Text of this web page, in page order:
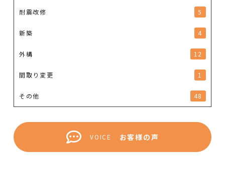
耐震改修 5
新築 4
外構 12
間取り変更 1
その他 48
VOICE お客様の声